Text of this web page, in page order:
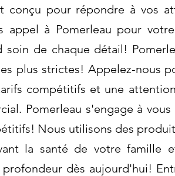
conçu pour répondre à vos
appel à Pomerleau pour
de chaque détail!
plus strictes! Appelez-nous
compétitifs et une
Pomerleau s'engage à
Nous utilisons des
la santé de votre famille
dès aujourd'hui!